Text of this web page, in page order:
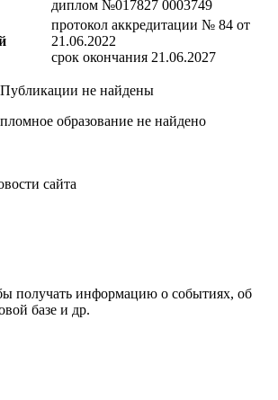
диплом №017827 0003749
протокол аккредитации № 84 от
21.06.2022
срок окончания 21.06.2027
Публикации не найдены
образование не найдено
сайта
получать информацию о событиях, об
базе и др.